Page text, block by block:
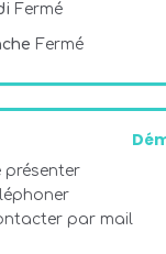
Fermé
Fermé
présenter
par mail